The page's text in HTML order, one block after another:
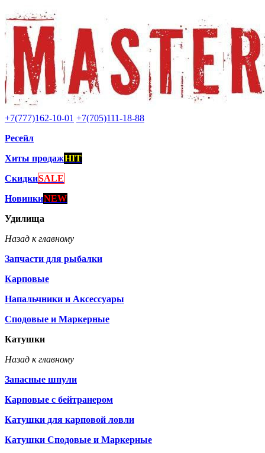
+7(777)162-10-01 +7(705)111-18-88
Ресейл
Хиты продажHIT
СкидкиSALE
НовинкиNEW
Удилища
Назад к главному
Запчасти для рыбалки
Карповые
Напальчники и Аксессуары
Сподовые и Маркерные
Катушки
Назад к главному
Запасные шпули
Карповые с бейтранером
Катушки для карповой ловли
Катушки Сподовые и Маркерные